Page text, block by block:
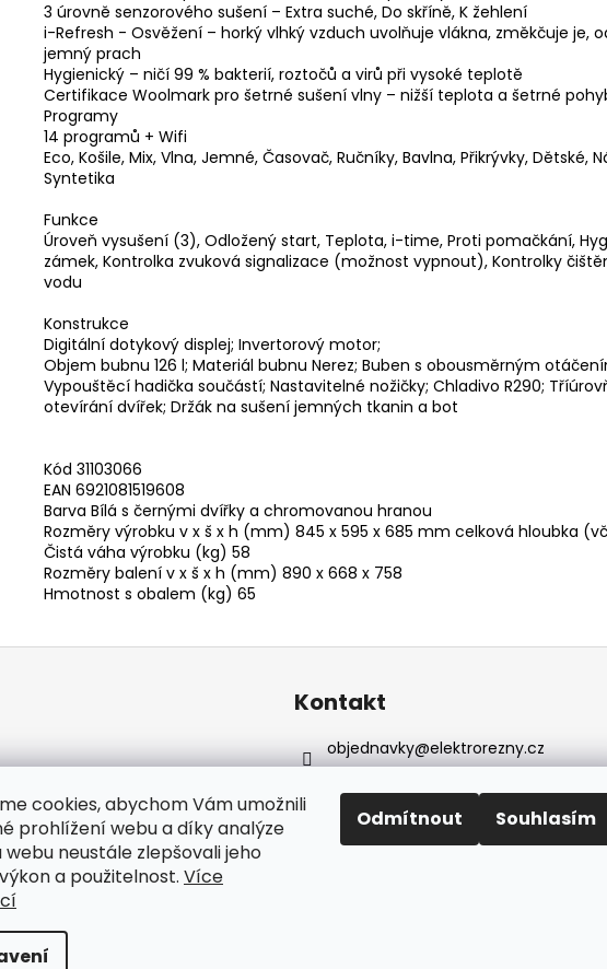
cookies, abychom Vám umožnili
prohlížení webu a díky analýze
webu neustále zlepšovali jeho
a použitelnost. Více
Odmítnout Souhlasím
3 úrovně senzorového sušení – Extra suché, Do skříně, K žehlení
i-Refresh - Osvěžení – horký vlhký vzduch uvolňuje vlákna, změkčuje je,
jemný prach
Hygienický – ničí 99 % bakterií, roztočů a virů při vysoké teplotě
Certifikace Woolmark pro šetrné sušení vlny – nižší teplota a šetrné
Programy
14 programů + Wifi
Eco, Košile, Mix, Vlna, Jemné, Časovač, Ručníky, Bavlna, Přikrývky, Dětské,
Syntetika
Funkce
Úroveň vysušení (3), Odložený start, Teplota, i-time, Proti pomačkání,
zámek, Kontrolka zvuková signalizace (možnost vypnout), Kontrolky
vodu
Konstrukce
Digitální dotykový displej; Invertorový motor;
Objem bubnu 126 l; Materiál bubnu Nerez; Buben s obousměrným
Vypouštěcí hadička součástí; Nastavitelné nožičky; Chladivo R290;
otevírání dvířek; Držák na sušení jemných tkanin a bot
Kód 31103066
EAN 6921081519608
Barva Bílá s černými dvířky a chromovanou hranou
Rozměry výrobku v x š x h (mm) 845 x 595 x 685 mm celková hloubka
Čistá váha výrobku (kg) 58
Rozměry balení v x š x h (mm) 890 x 668 x 758
Hmotnost s obalem (kg) 65
Kontakt
objednavky@elektrorezny.cz
602 155 983
https://www.facebook.com/
reznyelektro
vyhrazena.